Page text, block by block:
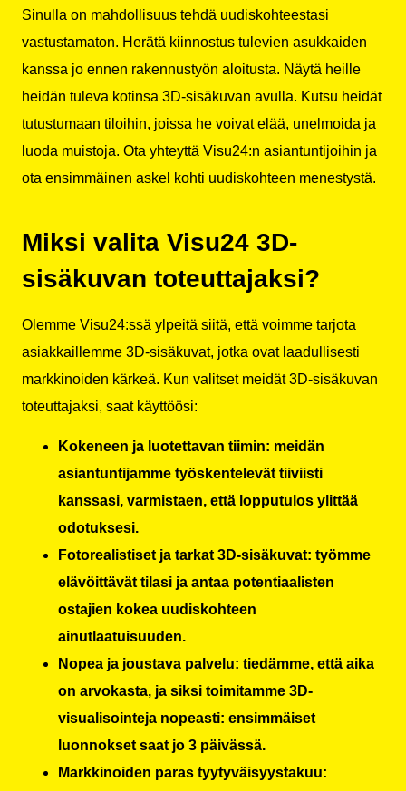
Sinulla on mahdollisuus tehdä uudiskohteestasi
vastustamaton. Herätä kiinnostus tulevien asukkaiden
kanssa jo ennen rakennustyön aloitusta. Näytä heille
heidän tuleva kotinsa 3D-sisäkuvan avulla. Kutsu heidät
tutustumaan tiloihin, joissa he voivat elää, unelmoida ja
luoda muistoja. Ota yhteyttä Visu24:n asiantuntijoihin ja
ota ensimmäinen askel kohti uudiskohteen menestystä.
Miksi valita Visu24 3D-
sisäkuvan toteuttajaksi?
Olemme Visu24:ssä ylpeitä siitä, että voimme tarjota
asiakkaillemme 3D-sisäkuvat, jotka ovat laadullisesti
markkinoiden kärkeä. Kun valitset meidät 3D-sisäkuvan
toteuttajaksi, saat käyttöösi:
Kokeneen ja luotettavan tiimin: meidän
asiantuntijamme työskentelevät tiiviisti
kanssasi, varmistaen, että lopputulos ylittää
odotuksesi.
Fotorealistiset ja tarkat 3D-sisäkuvat: työmme
elävöittävät tilasi ja antaa potentiaalisten
ostajien kokea uudiskohteen
ainutlaatuisuuden.
Nopea ja joustava palvelu: tiedämme, että aika
on arvokasta, ja siksi toimitamme 3D-
visualisointeja nopeasti: ensimmäiset
luonnokset saat jo 3 päivässä.
Markkinoiden paras tyytyväisyystakuu: